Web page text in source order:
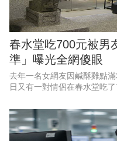
春水堂吃700元被男
準」曝光全網傻眼
去年一名女網友因鹹酥雞點
日又有一對情侶在春水堂吃
紅的一套拜金女標準